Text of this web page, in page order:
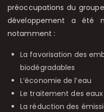
préoccupations du
développement a été
notamment :
La favorisation des
biodégradables
L’économie de l’eau
Le traitement des
La réduction des